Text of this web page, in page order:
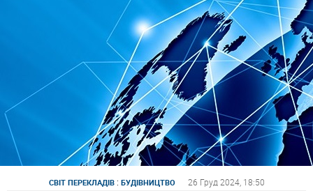
СВІТ ПЕРЕКЛАДІВ: БУДІВНИЦТВО 26 Груд 2024, 18:50